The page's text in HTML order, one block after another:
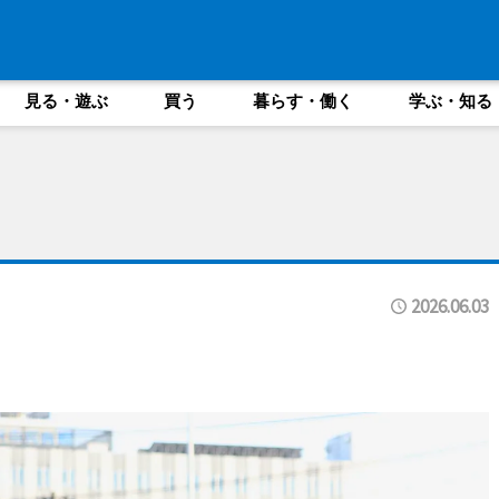
見る・遊ぶ 買う 暮らす・働く 学ぶ・知る
2026.06.03